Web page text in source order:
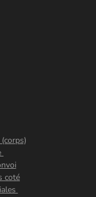
coté